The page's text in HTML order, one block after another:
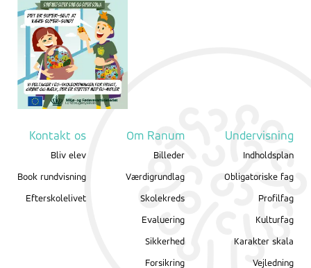
Kontakt os
Bliv elev
Book rundvisning
Efterskolelivet
Om Ranum
Billeder
Værdigrundlag
Skolekreds
Evaluering
Sikkerhed
Forsikring
Undervisning
Indholdsplan
Obligatoriske fag
Profilfag
Kulturfag
Karakter skala
Vejledning